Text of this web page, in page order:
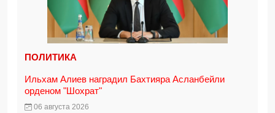
ПОЛИТИКА
Ильхам Алиев наградил Бахтияра Асланбейли
орденом "Шохрат"
06 августа 2026